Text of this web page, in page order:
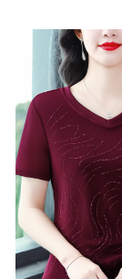
「AFTEE先享後付
４．使用「AFTEE
時審查核予不同之
請求用戶進行身份認
５．嚴禁一人註冊
恩沛科技股份有限
每筆NT$70，滿
離島-郵局寄送
每筆NT$90，滿
國家/地區配送